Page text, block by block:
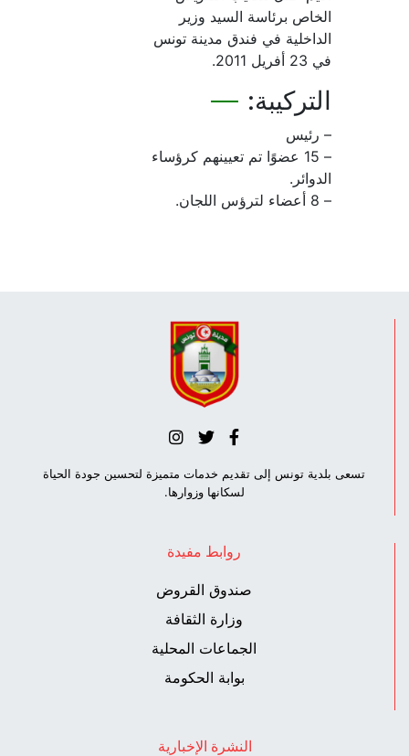
برئاسة السيد وزير
في فندق مدينة تونس
– 15 عضوًا تم تعيينهم كرؤساء
تونس إلى تقديم خدمات متميزة لتحسين جودة الحياة
صندوق القروض
الجماعات المحلية
النشرة الإخبارية